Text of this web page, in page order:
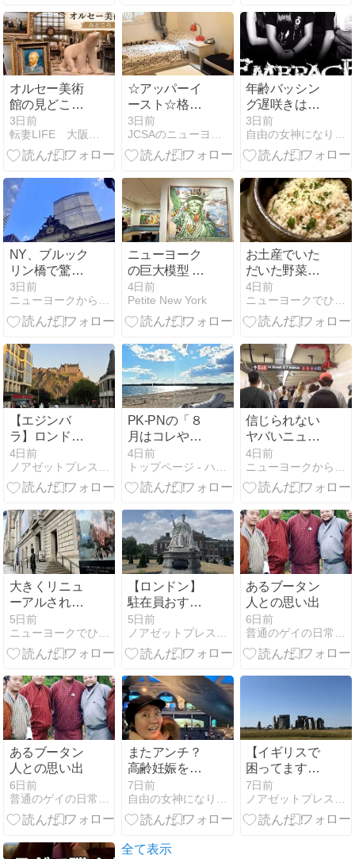
オルセー美術
館の見どころ
完全ガイド｜
おすすめ順
路・絶対見る
ストランまで
3日前
転妻LIFE 大阪→東京→NY
☆アッパーイ
ースト☆格安
☆ ランドリー
＆家具付個室
☆$950(光熱費
3日前
JCSAのニューヨーク通信 ニューヨーカーとシェアしよう！
年齢バッシン
グ遅咲きはど
うするの？超
高齢妊活のメ
ンターにな
3日前
自由の女神になりたくて。（New York 理想と現実ライ…
NY、ブルック
リン橋で驚愕
の事件が!!!
3日前
ニューヨークから実況生中継でお伝えします!!!
ニューヨーク
の巨大模型 不
思議の国アリ
ス 面白い特別
展 ニューヨー
で開催！
Museum of the
City of New
York
4日前
Petite New York
お土産でいた
だいた野菜だ
しで作ったレ
シピが美味し
かった
4日前
ニューヨークでひと息しましょ ２
【エジンバ
ラ】ロンドン
から田園風景
を眺めながら
電車旅
4日前
PK-PNの「８
月はコレやっ
てみて❣️」
♬(^^♪♬
4日前
信じられない
ヤバいニュー
ヨーク!!!
4日前
大きくリニュ
ーアルされた
ニューヨーク
歴史協会博物
館とキューピ
5日前
【ロンドン】
駐在員おすす
めのレストラ
ンとケンジン
トン宮殿、リ
抜ける
5日前
あるブータン
人との思い出
6日前
あるブータン
人との思い出
6日前
またアンチ？
高齢妊娠を煽
るなと釘を刺
された超高齢
ママ
7日前
【イギリスで
困ってます】
世界三大ガッ
カリ？灼熱バ
スでストーン
7日前
全て表示